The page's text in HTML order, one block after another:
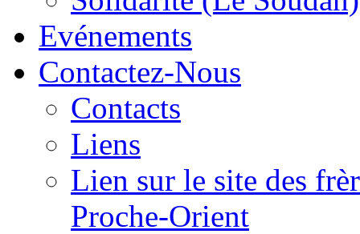
Evénements
Contactez-Nous
Contacts
Liens
Lien sur le site des
Proche-Orient